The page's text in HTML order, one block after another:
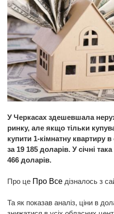
У Черкасах здешевшала
ринку, але якщо тільки
купити 1-кімнатну квартиру
за 19 185 доларів. У січні
466 доларів.
Про це Про Все дізналось з
Та як показав аналіз, ціни в